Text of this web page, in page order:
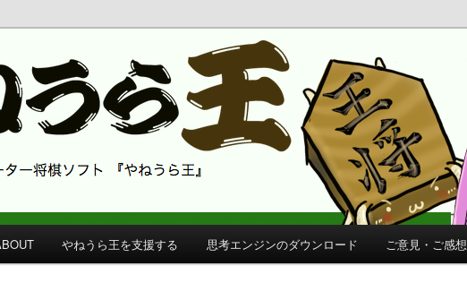
王 公式サイト
やねうら王を支援する 思考エンジンのダウンロード ご意見・ご感想